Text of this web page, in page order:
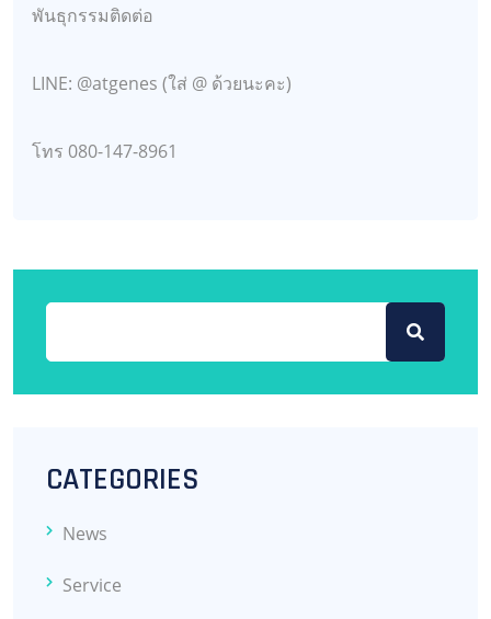
พันธุกรรมติดต่อ
LINE: @atgenes (ใส่ @ ด้วยนะคะ)
โทร 080-147-8961
CATEGORIES
News
Service